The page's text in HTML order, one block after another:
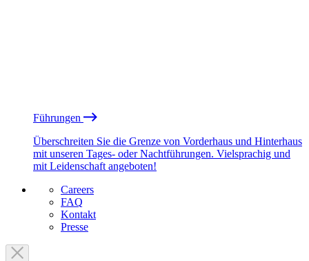
Führungen
Überschreiten Sie die Grenze von Vorderhaus und Hinterhaus
mit unseren Tages- oder Nachtführungen. Vielsprachig und
mit Leidenschaft angeboten!
Careers
FAQ
Kontakt
Presse